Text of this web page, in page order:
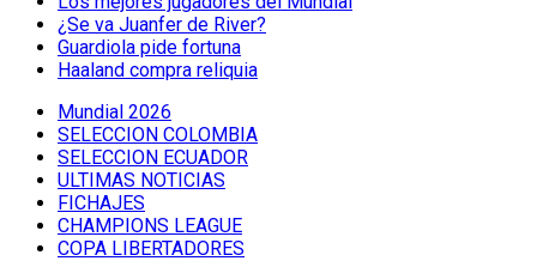
¿Se va Juanfer de River?
Guardiola pide fortuna
Haaland compra reliquia
Mundial 2026
SELECCION COLOMBIA
SELECCION ECUADOR
ULTIMAS NOTICIAS
FICHAJES
CHAMPIONS LEAGUE
COPA LIBERTADORES